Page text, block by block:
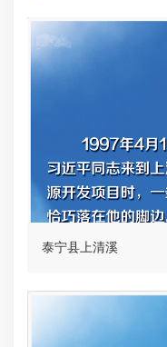
泰宁县上清溪